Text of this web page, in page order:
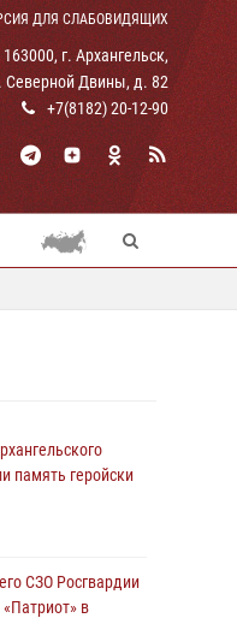
ДЛЯ СЛАБОВИДЯЩИХ
163000, г. Архангельск,
Северной Двины, д. 82
+7(8182) 20-12-90
память геройски
СЗО Росгвардии
в